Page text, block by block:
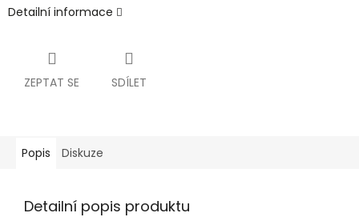
Detailní informace
ZEPTAT SE SDÍLET
Popis Diskuze
Detailní popis produktu